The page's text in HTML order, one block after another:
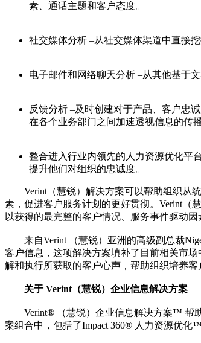
素、通话主题和客户态度。
社交媒体分析 –从社交媒体渠道中直接
电子邮件和网络聊天分析 –从其他基于
反馈分析 –及时创建对于产品、客户忠
在各个业务部门之间加速透视信息的传播
整合进入行业内领先的人力资源优化平
提升他们对组织的忠诚度。
Verint（慧锐）解决方案可以帮助组织从统
素，促进客户服务计划的更好贯彻。Verint（
以获得的最完整的客户情况、服务事件驱动
来自Verint （慧锐）亚洲的高级副总裁
客户信息，这项解决方案填补了目前相关市
解和执行所获取的客户心声，帮助组织培养
关于 Verint（慧锐）企业信息解决方案
Verint® （慧锐）企业信息解决方案™ 帮助
案组合中，包括了Impact 360® 人力资源优化